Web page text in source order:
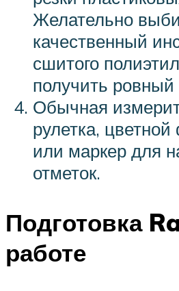
Желательно
качественный
сшитого
получить ровный
Обычная
рулетка,
или маркер для
отметок.
Подготовка
работе